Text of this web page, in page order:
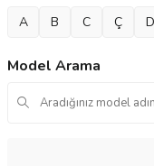
A B C Ç D
Model Arama